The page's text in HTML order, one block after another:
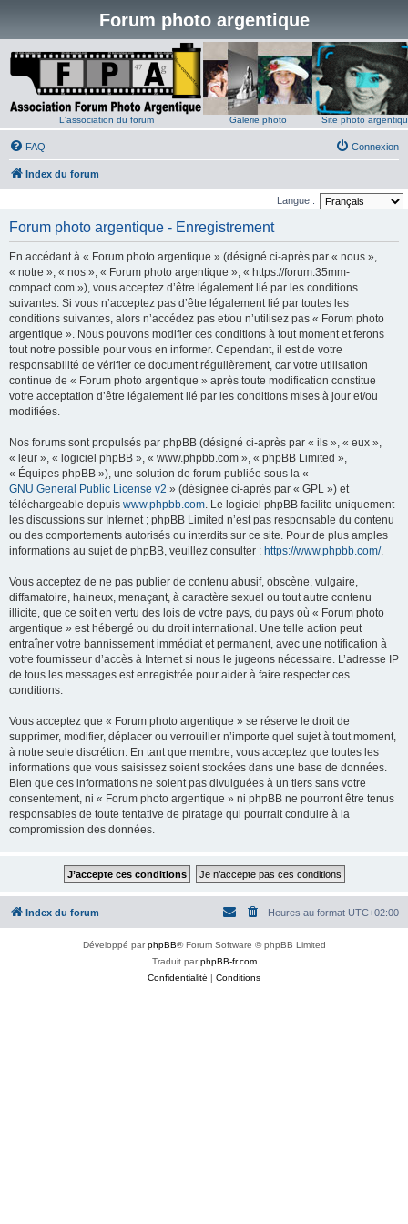
Forum photo argentique
L'association du forum Galerie photo Site photo
FAQ Connexion
Index du forum
Langue :
Forum photo argentique - Enregistrement
En accédant à « Forum photo argentique » (désigné ci-après par « nous »,
« notre », « nos », « Forum photo argentique », « https://forum.35mm-
compact.com »), vous acceptez d’être légalement lié par les conditions
suivantes. Si vous n’acceptez pas d’être légalement lié par toutes les
conditions suivantes, alors n’accédez pas et/ou n’utilisez pas « Forum photo
argentique ». Nous pouvons modifier ces conditions à tout moment et ferons
tout notre possible pour vous en informer. Cependant, il est de votre
responsabilité de vérifier ce document régulièrement, car votre utilisation
continue de « Forum photo argentique » après toute modification constitue
votre acceptation d’être légalement lié par les conditions mises à jour et/ou
modifiées.
Nos forums sont propulsés par phpBB (désigné ci-après par « ils », « eux »,
« leur », « logiciel phpBB », « www.phpbb.com », « phpBB Limited »,
« Équipes phpBB »), une solution de forum publiée sous la «
GNU General Public License v2 » (désignée ci-après par « GPL ») et
téléchargeable depuis www.phpbb.com. Le logiciel phpBB facilite uniquement
les discussions sur Internet ; phpBB Limited n’est pas responsable du contenu
ou des comportements autorisés ou interdits sur ce site. Pour de plus amples
informations au sujet de phpBB, veuillez consulter : https://www.phpbb.com/.
Vous acceptez de ne pas publier de contenu abusif, obscène, vulgaire,
diffamatoire, haineux, menaçant, à caractère sexuel ou tout autre contenu
illicite, que ce soit en vertu des lois de votre pays, du pays où « Forum photo
argentique » est hébergé ou du droit international. Une telle action peut
entraîner votre bannissement immédiat et permanent, avec une notification à
votre fournisseur d’accès à Internet si nous le jugeons nécessaire. L’adresse IP
de tous les messages est enregistrée pour aider à faire respecter ces
conditions.
Vous acceptez que « Forum photo argentique » se réserve le droit de
supprimer, modifier, déplacer ou verrouiller n’importe quel sujet à tout moment,
à notre seule discrétion. En tant que membre, vous acceptez que toutes les
informations que vous saisissez soient stockées dans une base de données.
Bien que ces informations ne soient pas divulguées à un tiers sans votre
consentement, ni « Forum photo argentique » ni phpBB ne pourront être tenus
responsables de toute tentative de piratage qui pourrait conduire à la
compromission des données.
Index du forum Heures au format UTC+02:00
Développé parphpBB® Forum Software © phpBB Limited
Traduit parphpBB-fr.com
Confidentialité | Conditions